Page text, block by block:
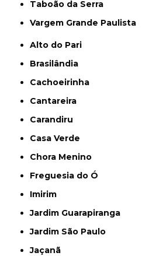
Taboão da Serra
Vargem Grande Paulista
Alto do Pari
Brasilândia
Cachoeirinha
Cantareira
Carandiru
Casa Verde
Chora Menino
Freguesia do Ó
Imirim
Jardim Guarapiranga
Jardim São Paulo
Jaçanã